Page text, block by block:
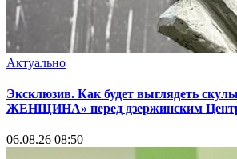
Актуально
Эксклюзив. Как будет выглядеть
ЖЕНЩИНА» перед дзержинским
06.08.26 08:50